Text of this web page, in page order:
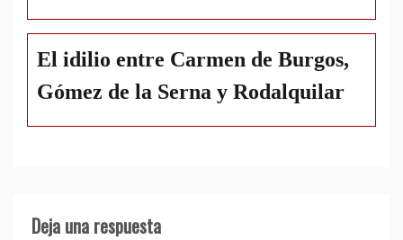
El idilio entre Carmen de Burgos,
Gómez de la Serna y Rodalquilar
Deja una respuesta